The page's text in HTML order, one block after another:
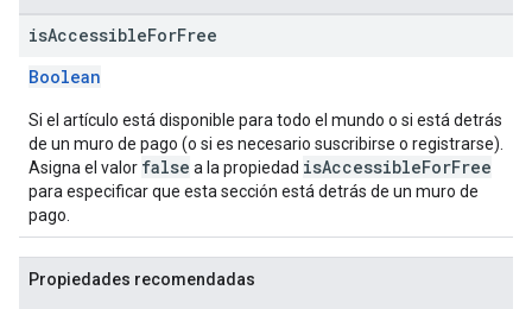
isAccessibleForFree
Boolean
Si el artículo está disponible para todo el mundo o si está detrás
de un muro de pago (o si es necesario suscribirse o registrarse).
Asigna el valor false a la propiedad isAccessibleForFree
para especificar que esta sección está detrás de un muro de
pago.
Propiedades recomendadas